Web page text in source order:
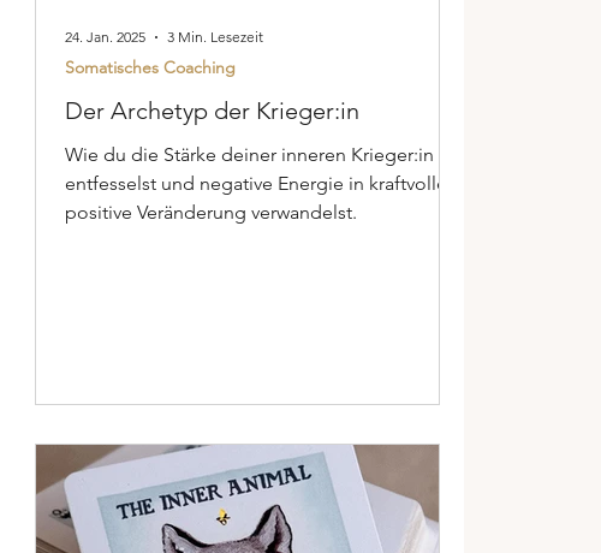
Der Archetyp der Krieger:in
Wie du die Stärke deiner inneren Krieger:in
entfesselst und negative Energie in kraftvolle,
positive Veränderung verwandelst.
Somatisches Coaching
24. Jan. 2025 3 Min. Lesezeit